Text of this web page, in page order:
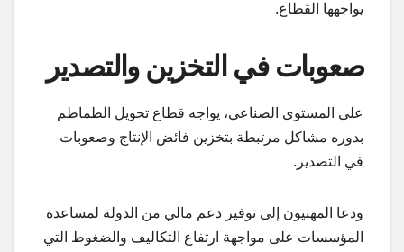
يواجهها القطاع.
صعوبات في التخزين والتصدير
على المستوى الصناعي، يواجه قطاع تحويل الطماطم
بدوره مشاكل مرتبطة بتخزين فائض الإنتاج وصعوبات
في التصدير.
ودعا المهنيون إلى توفير دعم مالي من الدولة لمساعدة
المؤسسات على مواجهة ارتفاع التكاليف والضغوط التي